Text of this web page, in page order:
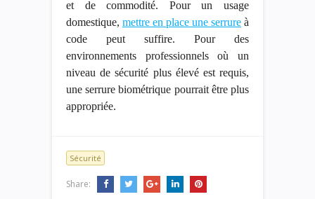
et de commodité. Pour un usage
domestique, mettre en place une serrure à
code peut suffire. Pour des
environnements professionnels où un
niveau de sécurité plus élevé est requis,
une serrure biométrique pourrait être plus
appropriée.
Sécurité
Share: